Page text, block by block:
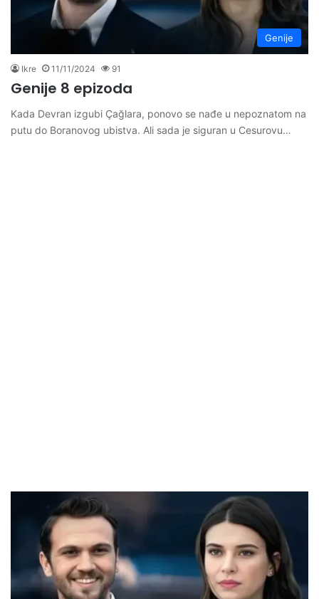
Genije
Ikre 11/11/2024 91
Genije 8 epizoda
Kada Devran izgubi Çağlara, ponovo se nađe u nepoznatom na
putu do Boranovog ubistva. Ali sada je siguran u Cesurovu…